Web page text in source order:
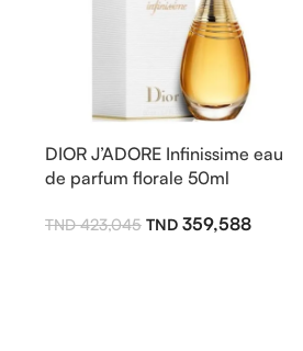
DIOR J’ADORE Infinissime eau
de parfum florale 50ml
423,045 359,588